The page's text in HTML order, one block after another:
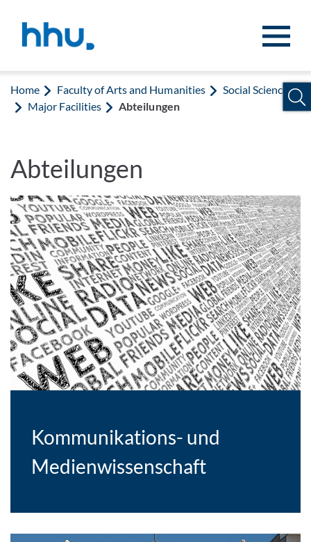
Home Faculty of Arts and Humanities
Social Sciences
Major Facilities
Abteilungen
Abteilungen
Kommunikations- und
Medienwissenschaft